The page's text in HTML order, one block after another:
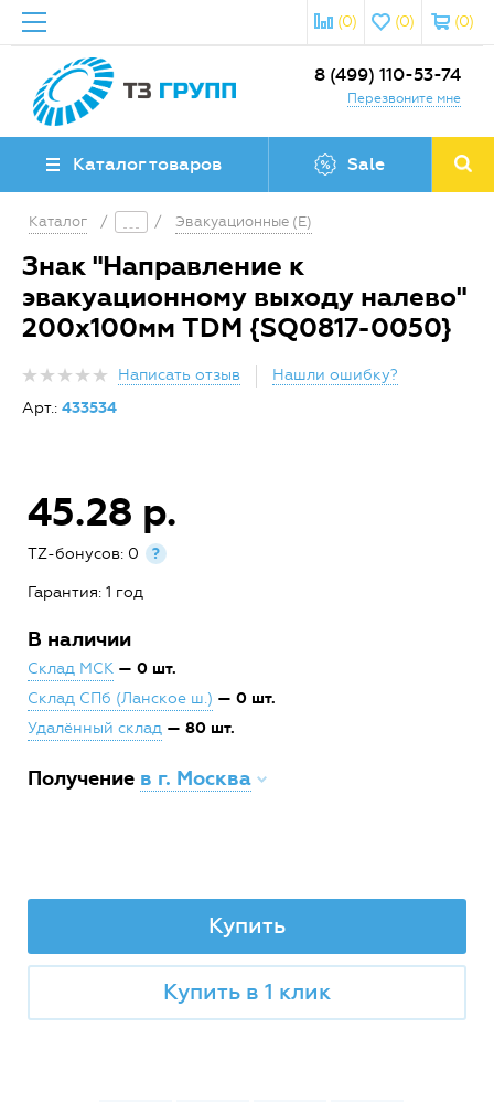
(0)
(0)
(0)
8 (499) 110-53-74
Перезвоните мне
Каталог товаров Sale
Каталог / / Эвакуационные (E)
Знак "Направление к
эвакуационному выходу налево"
200х100мм TDM {SQ0817-0050}
Написать отзыв
Нашли ошибку?
Арт.: 433534
45.28 р.
TZ-бонусов: 0 ?
Гарантия: 1 год
В наличии
Склад МСК — 0 шт.
Склад СПб (Ланское ш.) — 0 шт.
Удалённый склад — 80 шт.
Получение в г. Москва
Купить
Купить в 1 клик